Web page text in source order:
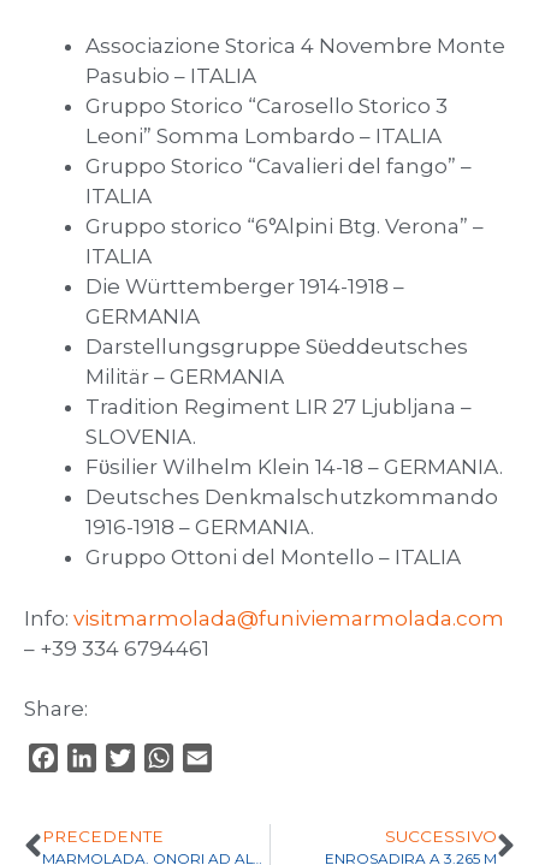
Associazione Storica 4 Novembre Monte
Pasubio – ITALIA
Gruppo Storico “Carosello Storico 3
Leoni” Somma Lombardo – ITALIA
Gruppo Storico “Cavalieri del fango” –
ITALIA
Gruppo storico “6°Alpini Btg. Verona” –
ITALIA
Die Württemberger 1914-1918 –
GERMANIA
Darstellungsgruppe Sϋeddeutsches
Militär – GERMANIA
Tradition Regiment LIR 27 Ljubljana –
SLOVENIA.
Fϋsilier Wilhelm Klein 14-18 – GERMANIA.
Deutsches Denkmalschutzkommando
1916-1918 – GERMANIA.
Gruppo Ottoni del Montello – ITALIA
Info: visitmarmolada@funiviemarmolada.com
– +39 334 6794461
Share:
e
k
t
W
PRECEDENTE
MARMOLADA. ONORI AD ALTA QUOTA
SUCCESSIVO
ENROSADIRA A 3.265 M